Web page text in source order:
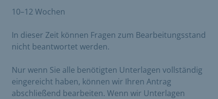
10–12 Wochen
In dieser Zeit können Fragen zum Bearbeitungsstand
nicht beantwortet werden.
Nur wenn Sie alle benötigten Unterlagen vollständig
eingereicht haben, können wir Ihren Antrag
abschließend bearbeiten. Wenn wir Unterlagen